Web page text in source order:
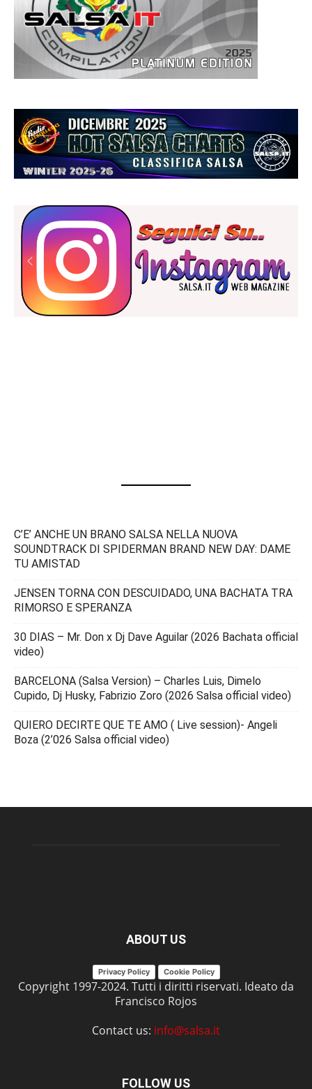
C’E’ ANCHE UN BRANO SALSA NELLA NUOVA
SOUNDTRACK DI SPIDERMAN BRAND NEW DAY: DAME
TU AMISTAD
JENSEN TORNA CON DESCUIDADO, UNA BACHATA TRA
RIMORSO E SPERANZA
30 DIAS – Mr. Don x Dj Dave Aguilar (2026 Bachata official
video)
BARCELONA (Salsa Version) – Charles Luis, Dimelo
Cupido, Dj Husky, Fabrizio Zoro (2026 Salsa official video)
QUIERO DECIRTE QUE TE AMO ( Live session)- Angeli
Boza (2’026 Salsa official video)
ABOUT US
Privacy Policy Cookie Policy
Copyright 1997-2024. Tutti i diritti riservati. Ideato da
Francisco Rojos
Contact us: info@salsa.it
FOLLOW US